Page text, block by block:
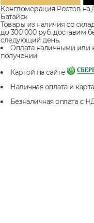
Конгломерация Ростов на
Батайск
Товары из наличия со
до 300 000 руб. доставим
следующий день.
Оплата наличными или
получении
Картой на сайте
Наличная оплата и
Безналичная оплата с